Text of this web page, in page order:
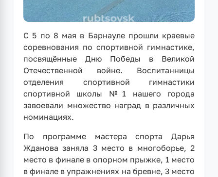
С 5 по 8 мая в Барнауле прошли краевые
соревнования по спортивной гимнастике,
посвящённые Дню Победы в Великой
Отечественной войне. Воспитанницы
отделения спортивной гимнастики
спортивной школы №1 нашего города
завоевали множество наград в различных
номинациях.
По программе мастера спорта Дарья
Жданова заняла 3 место в многоборье, 2
место в финале в опорном прыжке, 1 место
в финале в упражнениях на бревне, 3 место